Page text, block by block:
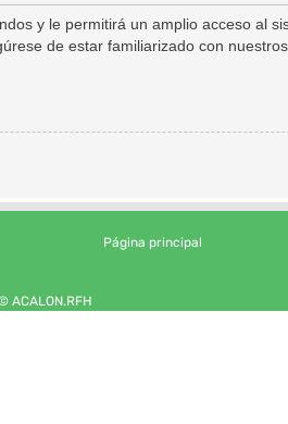
y le permitirá un amplio acceso al
de estar familiarizado con
Página principal
ACALON.RFH